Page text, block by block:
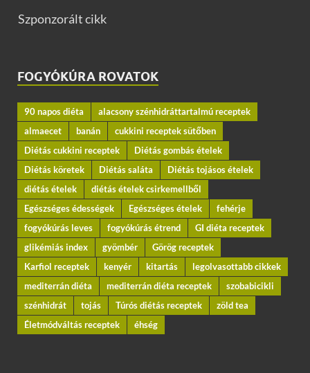
Szponzorált cikk
FOGYÓKÚRA ROVATOK
90 napos diéta
alacsony szénhidráttartalmú receptek
almaecet
banán
cukkini receptek sütőben
Diétás cukkini receptek
Diétás gombás ételek
Diétás köretek
Diétás saláta
Diétás tojásos ételek
diétás ételek
diétás ételek csirkemellből
Egészséges édességek
Egészséges ételek
fehérje
fogyókúrás leves
fogyókúrás étrend
GI diéta receptek
glikémiás index
gyömbér
Görög receptek
Karfiol receptek
kenyér kitartás
legolvasottabb cikkek
mediterrán diéta
mediterrán diéta receptek
szobabicikli
szénhidrát
tojás Túrós diétás receptek
zöld tea
Életmódváltás receptek
éhség